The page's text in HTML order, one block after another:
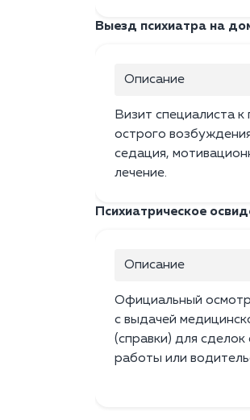
Выезд психиатра на
Описание
Визит специалиста к
острого
седация,
лечение.
Психиатрическое
Описание
Официальный
с выдачей
(справки) для
работы или